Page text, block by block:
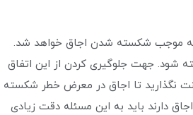
که موجب شکسته شدن اجاق خواهد شد.
شود. جهت جلوگیری کردن از این اتفاق
نگذارید تا اجاق در معرض خطر شکسته
دارند باید به این مسئله دقت زیادی